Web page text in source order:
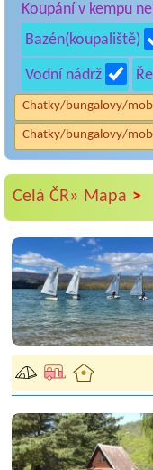
Koupání v kempu
Bazén(koupaliště)
Vodní nádrž
Chatky/bungalovy/
Chatky/bungalovy/
Celá ČR» Mapa >